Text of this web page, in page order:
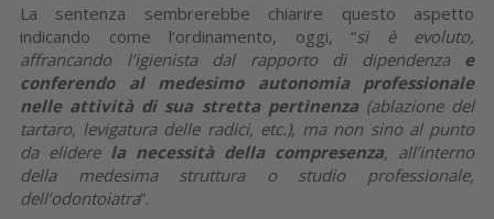
La sentenza sembrerebbe chiarire questo aspetto
indicando come l’ordinamento, oggi, “si è evoluto,
affrancando l’igienista dal rapporto di dipendenza e
conferendo al medesimo autonomia professionale
nelle attività di sua stretta pertinenza(ablazione del
tartaro, levigatura delle radici, etc.), ma non sino al punto
da elidere la necessità della compresenza, all’interno
della medesima struttura o studio professionale,
dell’odontoiatra”.